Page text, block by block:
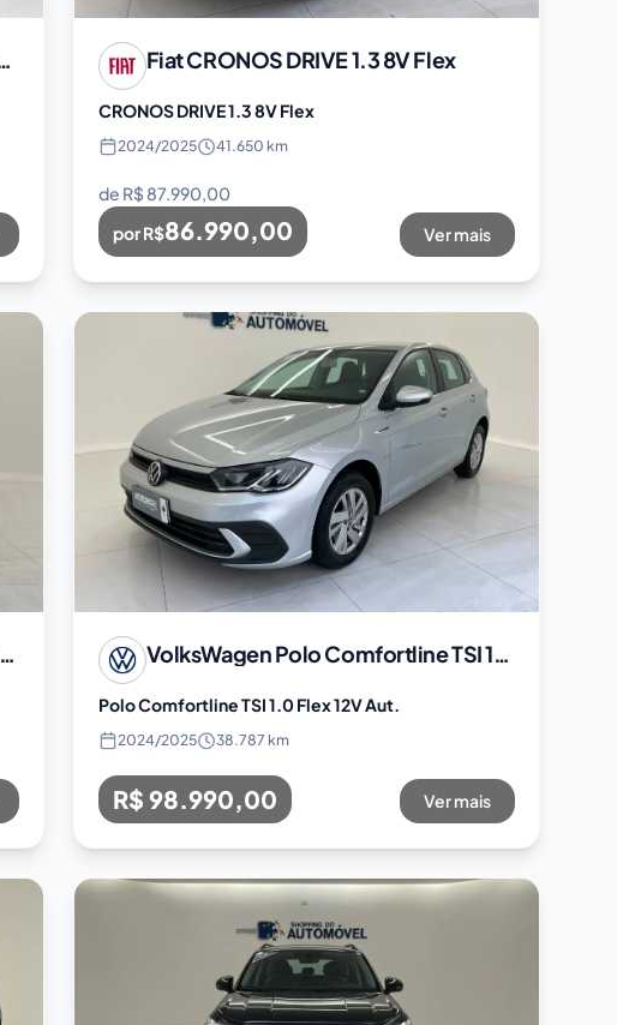
FiatCRONOS DRIVE 1.3 8V Flex
CRONOS DRIVE 1.3 8V Flex
2024/2025 41.650 km
de R$87.990,00
por R$86.990,00 Ver mais
VolksWagenPolo Comfortline TSI 1.0 Flex 12V Aut.
Polo Comfortline TSI 1.0 Flex 12V Aut.
2024/2025 38.787 km
R$ 98.990,00 Ver mais